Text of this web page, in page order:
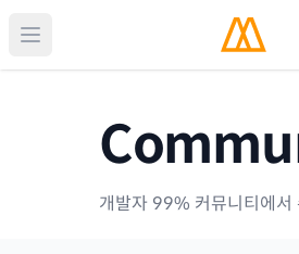
개발자 99% 커뮤니티에서